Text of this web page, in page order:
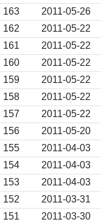
163
2011-05-26
162
2011-05-22
161
2011-05-22
160
2011-05-22
159
2011-05-22
158
2011-05-22
157
2011-05-22
156
2011-05-20
155
2011-04-03
154
2011-04-03
153
2011-04-03
152
2011-03-31
151
2011-03-30